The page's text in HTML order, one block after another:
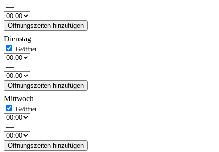
—
Öffnungszeiten hinzufügen
Dienstag
—
Öffnungszeiten hinzufügen
Mittwoch
—
Öffnungszeiten hinzufügen